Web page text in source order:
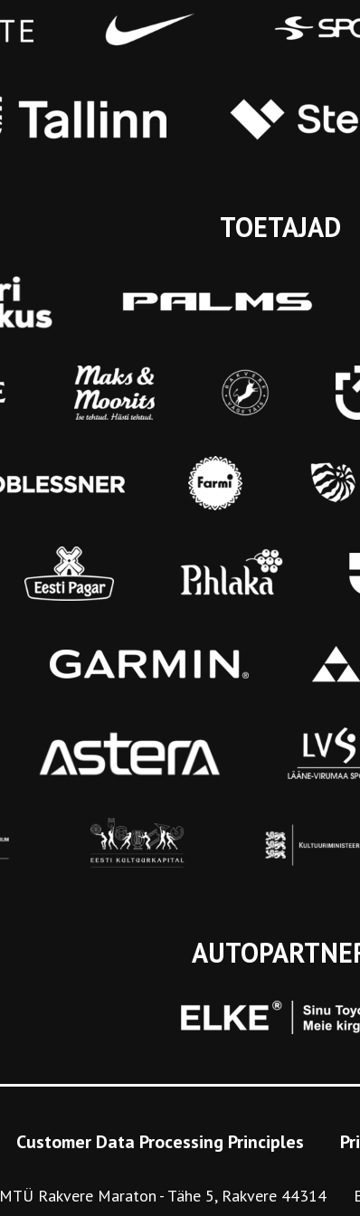
TOETAJAD
Customer Data Processing Principles
MTÜ Rakvere Maraton Tähe 5, Rakvere 44314